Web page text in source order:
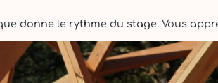
donne le rythme du stage. Vous